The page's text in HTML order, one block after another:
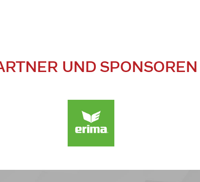
UND SPONSOREN